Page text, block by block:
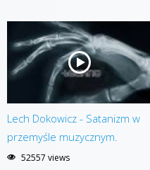
Lech Dokowicz - Satanizm w
przemyśle muzycznym.
52557 views